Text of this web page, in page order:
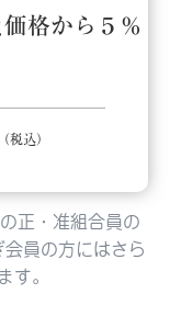
格から５％
（税込）
正・准組合員の
員の方にはさら
す。